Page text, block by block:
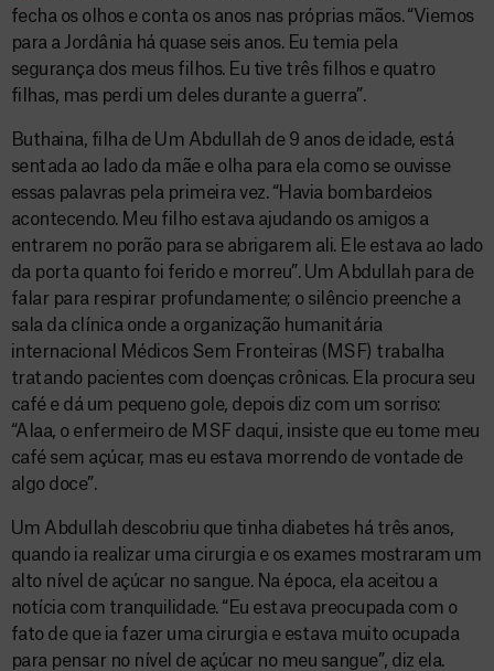
fecha os olhos e conta os anos nas próprias mãos. “Viemos
para a Jordânia há quase seis anos. Eu temia pela
segurança dos meus filhos. Eu tive três filhos e quatro
filhas, mas perdi um deles durante a guerra”.
Buthaina, filha de Um Abdullah de 9 anos de idade, está
sentada ao lado da mãe e olha para ela como se ouvisse
essas palavras pela primeira vez. “Havia bombardeios
acontecendo. Meu filho estava ajudando os amigos a
entrarem no porão para se abrigarem ali. Ele estava ao lado
da porta quanto foi ferido e morreu”. Um Abdullah para de
falar para respirar profundamente; o silêncio preenche a
sala da clínica onde a organização humanitária
internacional Médicos Sem Fronteiras (MSF) trabalha
tratando pacientes com doenças crônicas. Ela procura seu
café e dá um pequeno gole, depois diz com um sorriso:
“Alaa, o enfermeiro de MSF daqui, insiste que eu tome meu
café sem açúcar, mas eu estava morrendo de vontade de
algo doce”.
Um Abdullah descobriu que tinha diabetes há três anos,
quando ia realizar uma cirurgia e os exames mostraram um
alto nível de açúcar no sangue. Na época, ela aceitou a
notícia com tranquilidade. “Eu estava preocupada com o
fato de que ia fazer uma cirurgia e estava muito ocupada
para pensar no nível de açúcar no meu sangue”, diz ela.